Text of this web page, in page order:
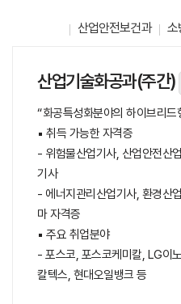
산업안전보건과 소
산업기술화공과(주간)
“화공특성화분야의 하이브리드
▪ 취득 가능한 자격증
- 위험물산업기사, 산업안전산
기사
- 에너지관리산업기사, 환경산
마 자격증
▪ 주요 취업분야
- 포스코, 포스코케미칼, LG이
칼텍스, 현대오일뱅크 등